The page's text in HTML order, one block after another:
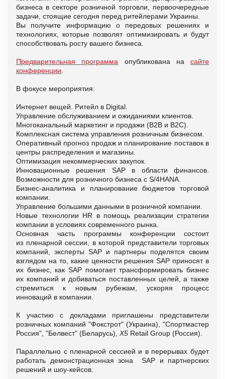
бизнеса в секторе розничной торговли, первоочередные
задачи, стоящие сегодня перед ритейлерами Украины.
Вы получите информацию о передовых решениях и
технологиях, которые позволят оптимизировать и будут
способствовать росту вашего бизнеса.
Предварительная программа опубликована на сайте
конференции
В фокусе мероприятия:
Интернет вещей. Ритейл в Digital.
Управление обслуживанием и ожиданиями клиентов.
Многоканальный маркетинг и продажи (B2B и B2C).
Комплексная система управления розничным бизнесом.
Оперативный прогноз продаж и планирование поставок в
центры распределения и магазины.
Оптимизация некоммерческих закупок.
Инновационные решения SAP в области финансов.
Возможности для розничного бизнеса с S/4HANA.
Бизнес-аналитика и планирование бюджетов торговой
компании.
Управление большими данными в розничной компании.
Новые технологии HR в помощь реализации стратегии
компании в условиях современного рынка.
Основная часть программы конференции состоит
из пленарной сессии, в которой представители торговых
компаний, эксперты SAP и партнеры поделятся своим
взглядом на то, какие ценности решения SAP приносят в
их бизнес, как SAP помогает трансформировать бизнес
их компаний и добиваться поставленных целей, а также
стремиться к новым рубежам, ускоряя процесс
инноваций в компании.
К участию с докладами приглашены представители
розничных компаний "Фокстрот" (Украина), "Спортмастер
Россия", "Белвест" (Беларусь), X5 Retail Group (Россия).
Параллельно с пленарной сессией и в перерывах будет
работать демонстрационная зона SAP и партнерских
решений и шоу-кейсов.